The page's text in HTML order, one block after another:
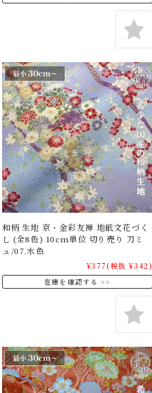
和柄 生地 京・金彩友禅 地紙文花づく
し (全8色) 10cm単位 切り売り 刀ミ
ュ/07.水色
¥377(税抜 ¥342)
在庫を確認する